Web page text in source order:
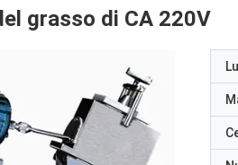
grasso di CA 220V